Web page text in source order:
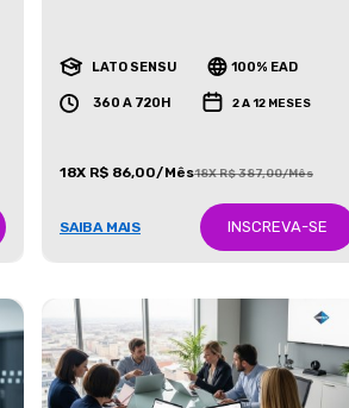
LATO SENSU 100% EAD
360 A 720H 2 A 12 MESES
18X R$ 86,00/Mês18X R$ 387,00/Mês
SAIBA MAIS INSCREVA-SE